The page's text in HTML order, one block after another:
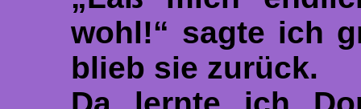
wohl!“ sagte ich
blieb sie zurück.